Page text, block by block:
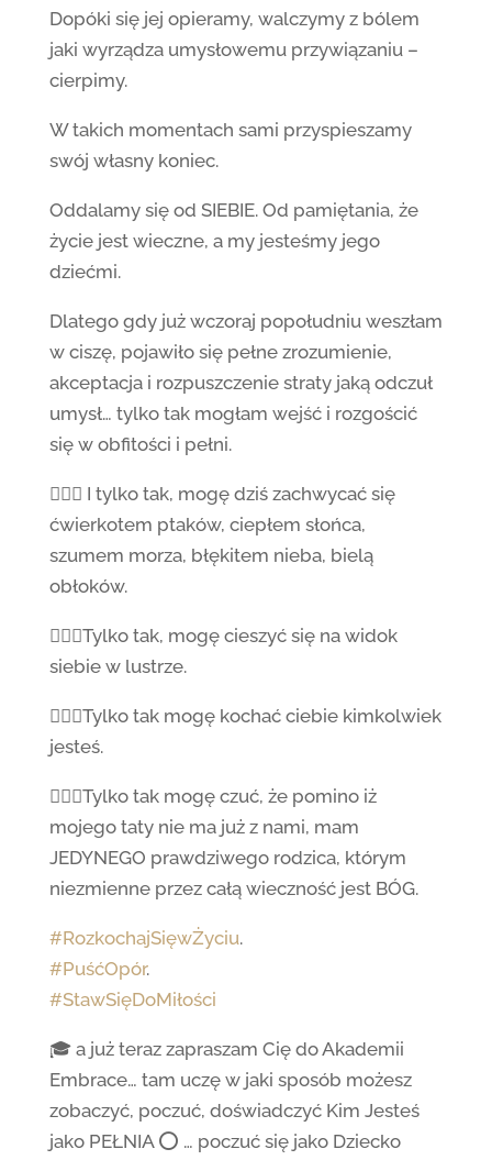
Dopóki się jej opieramy, walczymy z bólem
jaki wyrządza umysłowemu przywiązaniu –
cierpimy.
W takich momentach sami przyspieszamy
swój własny koniec.
Oddalamy się od SIEBIE. Od pamiętania, że
życie jest wieczne, a my jesteśmy jego
dziećmi.
Dlatego gdy już wczoraj popołudniu weszłam
w ciszę, pojawiło się pełne zrozumienie,
akceptacja i rozpuszczenie straty jaką odczuł
umysł… tylko tak mogłam wejść i rozgościć
się w obfitości i pełni.
🙋🏻‍♀️ I tylko tak, mogę dziś zachwycać się
ćwierkotem ptaków, ciepłem słońca,
szumem morza, błękitem nieba, bielą
obłoków.
🙋🏻‍♀️Tylko tak, mogę cieszyć się na widok
siebie w lustrze.
🙋🏻‍♀️Tylko tak mogę kochać ciebie kimkolwiek
jesteś.
🙋🏻‍♀️Tylko tak mogę czuć, że pomino iż
mojego taty nie ma już z nami, mam
JEDYNEGO prawdziwego rodzica, którym
niezmienne przez całą wieczność jest BÓG.
#RozkochajSięwŻyciu.
#PuśćOpór.
#StawSięDoMiłości
🎓 a już teraz zapraszam Cię do Akademii
Embrace… tam uczę w jaki sposób możesz
zobaczyć, poczuć, doświadczyć Kim Jesteś
jako PEŁNIA ⭕️ … poczuć się jako Dziecko